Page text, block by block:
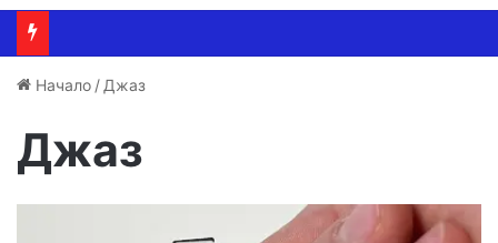
Начало / Джаз
Джаз